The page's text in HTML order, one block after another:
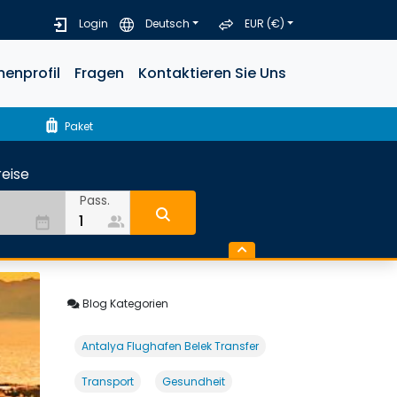
Login Deutsch EUR (€)
Fragen Kontaktieren Sie Uns
luggage Paket
date_range
Pass.
people_alt
Blog Kategorien
Antalya Flughafen Belek Transfer
Transport Gesundheit